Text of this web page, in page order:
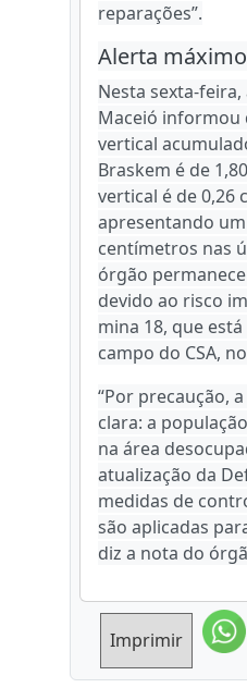
reparações”.
Alerta máximo
Nesta sexta-feira,
Maceió informou
vertical
Braskem é de
vertical é de 0,26
apresentando
centímetros nas
órgão
devido ao risco
mina 18, que
campo do CSA,
“Por precaução,
clara: a
na área
atualização da
medidas de
são aplicadas
diz a nota do
Imprimir